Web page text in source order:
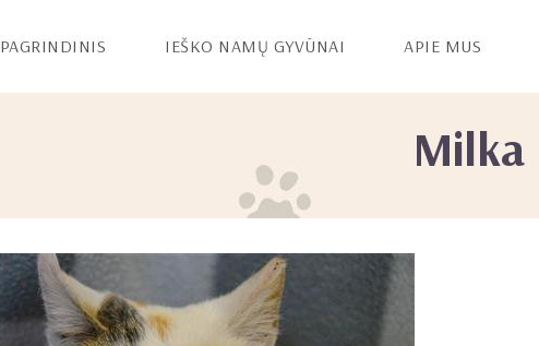
PAGRINDINIS IEŠKO NAMŲ GYVŪNAI APIE MUS
Milka